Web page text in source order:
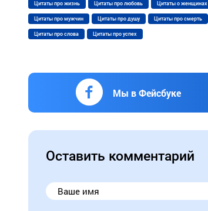
Цитаты про жизнь Цитаты про любовь Цитаты о женщинах
Цитаты про мужчин Цитаты про душу Цитаты про смерть
Цитаты про слова Цитаты про успех
Мы в Фейсбуке
Оставить комментарий